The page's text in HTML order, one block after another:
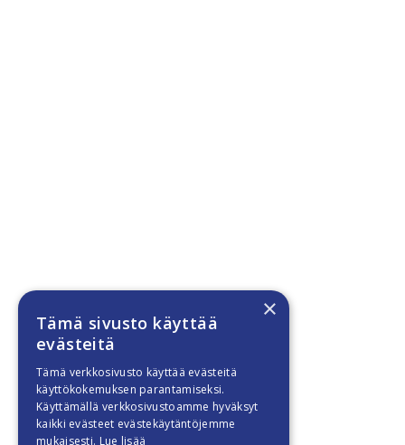
×
Tämä sivusto käyttää
evästeitä
Tämä verkkosivusto käyttää evästeitä
käyttökokemuksen parantamiseksi.
Käyttämällä verkkosivustoamme hyväksyt
kaikki evästeet evästekäytäntöjemme
mukaisesti. Lue lisää